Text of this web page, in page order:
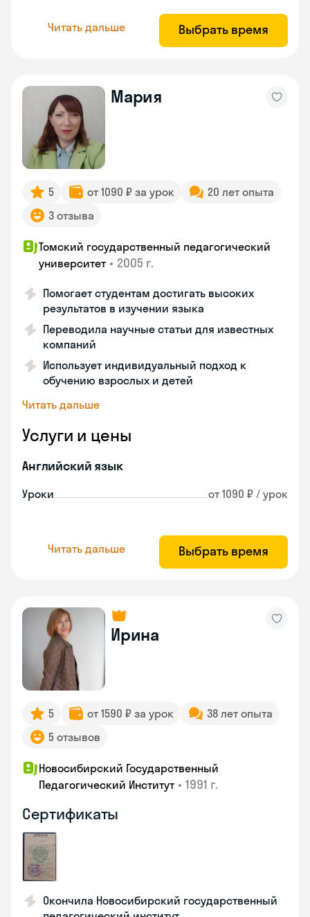
Читать дальше Выбрать время
Мария
5 от 1090 ₽ за урок
20 лет опыта
3 отзыва
Томский государственный педагогический
университет • 2005 г.
Помогает студентам достигать высоких
результатов в изучении языка
Переводила научные статьи для известных
компаний
Использует индивидуальный подход к
обучению взрослых и детей
Читать дальше
Услуги и цены
Английский язык
Уроки от 1090 ₽ / урок
Читать дальше Выбрать время
Ирина
5 от 1590 ₽ за урок
38 лет опыта
5 отзывов
Новосибирский Государственный
Педагогический Институт • 1991 г.
Сертификаты
Окончила Новосибирский государственный